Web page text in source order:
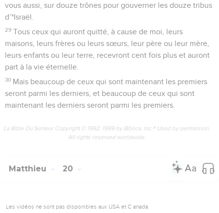
vous aussi, sur douze trônes pour gouverner les douze tribus
d’*Israël.
29 Tous ceux qui auront quitté, à cause de moi, leurs
maisons, leurs frères ou leurs sœurs, leur père ou leur mère,
leurs enfants ou leur terre, recevront cent fois plus et auront
part à la vie éternelle.
30 Mais beaucoup de ceux qui sont maintenant les premiers
seront parmi les derniers, et beaucoup de ceux qui sont
maintenant les derniers seront parmi les premiers.
La Bible Du Semeur Copyright © 1992, 1999 by Biblica, Inc.® Used by permission.
All rights reserved worldwide.
Matthieu 20
Les vidéos ne sont pas disponibles aux USA et C anada.